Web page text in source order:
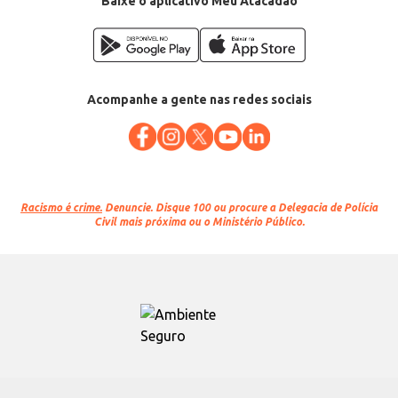
Acompanhe a gente nas redes sociais
Racismo é crime. Denuncie. Disque 100 ou procure a Delegacia de Polícia
Civil mais próxima ou o Ministério Público.